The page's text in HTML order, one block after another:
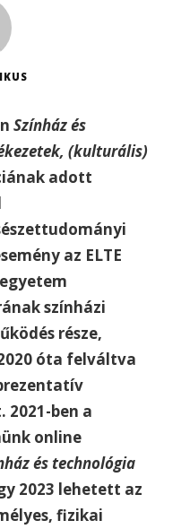
Színház és
(kulturális)
adott
az ELTE
színházi
része,
óta felváltva
ben a
online
és technológia
2023 lehetett az
fizikai